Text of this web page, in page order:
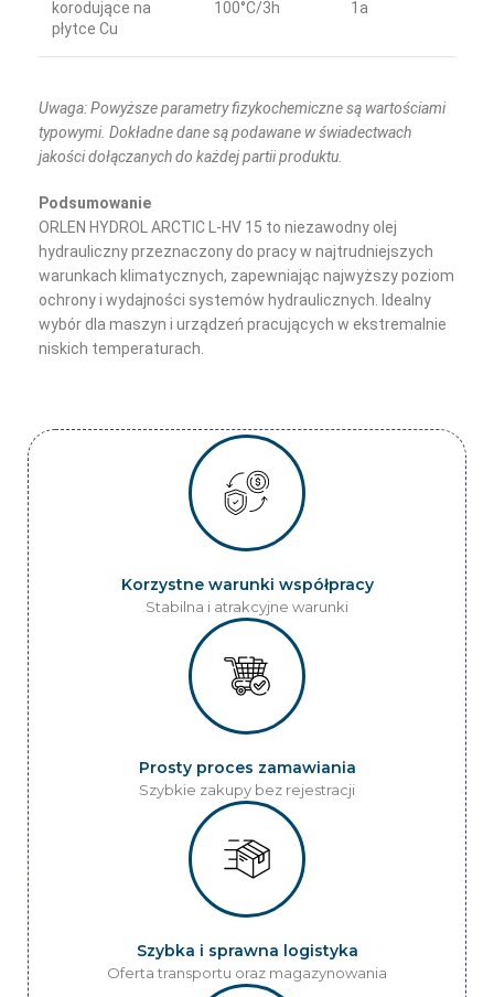
korodujące na
płytce Cu
100°C/3h 1a
Uwaga: Powyższe parametry fizykochemiczne są wartościami
typowymi. Dokładne dane są podawane w świadectwach
jakości dołączanych do każdej partii produktu.
Podsumowanie
ORLEN HYDROL ARCTIC L-HV 15 to niezawodny olej
hydrauliczny przeznaczony do pracy w najtrudniejszych
warunkach klimatycznych, zapewniając najwyższy poziom
ochrony i wydajności systemów hydraulicznych. Idealny
wybór dla maszyn i urządzeń pracujących w ekstremalnie
niskich temperaturach.
Korzystne warunki współpracy
Stabilna i atrakcyjne warunki
Prosty proces zamawiania
Szybkie zakupy bez rejestracji
Szybka i sprawna logistyka
Oferta transportu oraz magazynowania